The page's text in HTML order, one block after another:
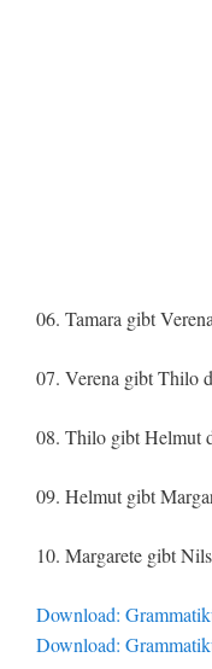
06. Tamara gibt
07. Verena gibt Thilo
08. Thilo gibt Helmut
09. Helmut gibt
10. Margarete gibt
Download:
Download: